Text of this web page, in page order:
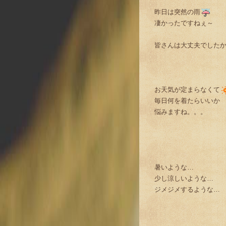
昨日は突然の雨
凄かったですねぇ～
皆さんは大丈夫でした
お天気が定まらなくて
毎日何を着たらいいか
悩みますね。。。
暑いような…
少し涼しいような…
ジメジメするような…